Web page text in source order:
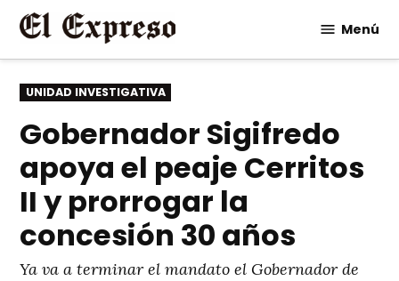
Saltar
contenido
Menú
PUBLICADO
EN
UNIDAD INVESTIGATIVA
Gobernador Sigifredo
apoya el peaje Cerritos
II y prorrogar la
concesión 30 años
Ya va a terminar el mandato el Gobernador de